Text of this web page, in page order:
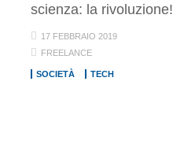
scienza: la rivoluzione!
17 FEBBRAIO 2019
FREELANCE
SOCIETÀ TECH